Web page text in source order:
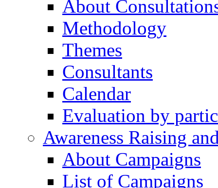
About
Methodology
Themes
Consultants
Calendar
Evaluation by
Awareness Raising
About Campaigns
List of Campaigns